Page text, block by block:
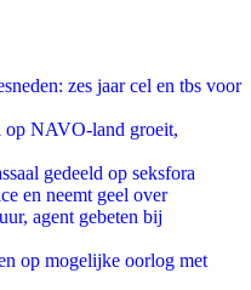
zes jaar cel en tbs voor
op NAVO-land groeit,
gedeeld op seksfora
en neemt geel over
agent gebeten bij
op mogelijke oorlog met